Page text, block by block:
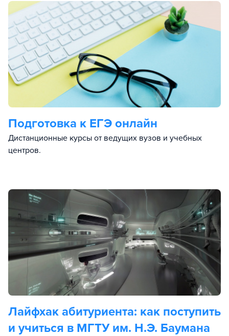
Подготовка к ЕГЭ онлайн
Дистанционные курсы от ведущих вузов и учебных
центров.
Лайфхак абитуриента: как поступить
и учиться в МГТУ им. Н.Э. Баумана